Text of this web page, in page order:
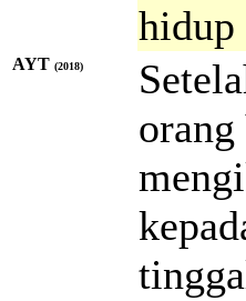
hidup
AYT (2018)